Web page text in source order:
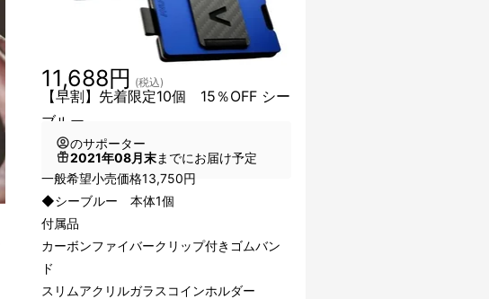
【早割】先着限定10個 15％OFF シー
ブルー
11,688円 (税込)
のサポーター
2021年08月末までにお届け予定
一般希望小売価格13,750円
◆シーブルー 本体1個
付属品
カーボンファイバークリップ付きゴムバン
ド
スリムアクリルガラスコインホルダー